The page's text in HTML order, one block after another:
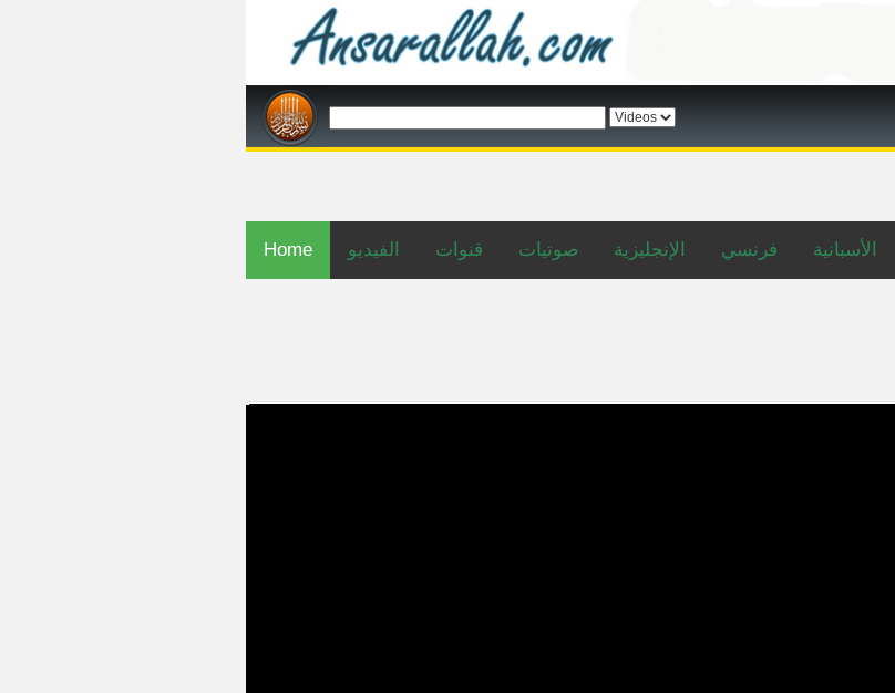
Home الفيديو قنوات صوتيات الإنجليزية فرنسي الأسبانية